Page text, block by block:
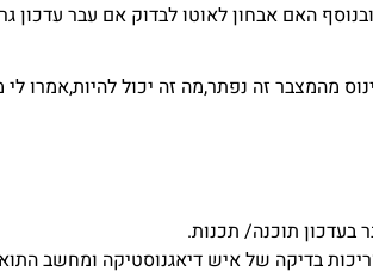
לפתור את זה,ובנוסף האם אבחון לאוטו לבדוק אם
מהמצבר זה נפתר,מה זה יכול להיות,אמרו
בעדכון תוכנה/ תכנות.